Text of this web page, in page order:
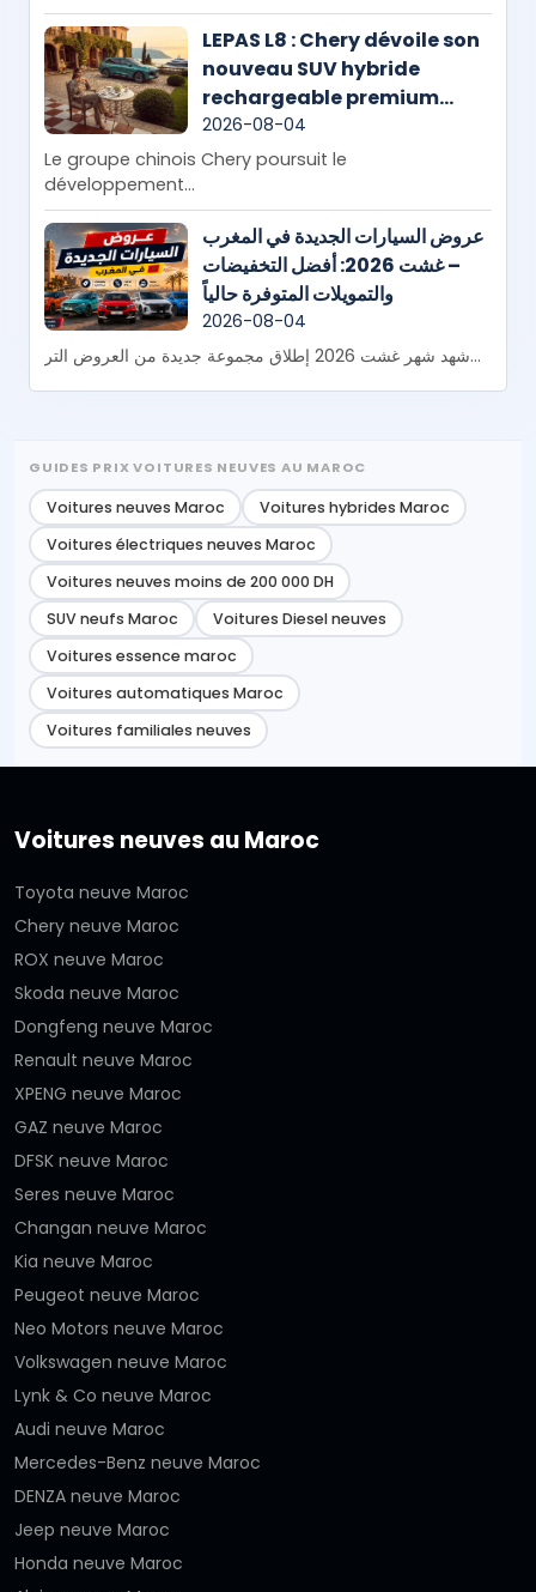
LEPAS L8 : Chery dévoile son
nouveau SUV hybride
rechargeable premium
destiné aux familles
2026-08-04
Le groupe chinois Chery poursuit le
développement...
عروض السيارات الجديدة في المغرب
– غشت 2026: أفضل التخفيضات
والتمويلات المتوفرة حالياً
2026-08-04
شهد شهر غشت 2026 إطلاق مجموعة جديدة من العروض التر...
GUIDES PRIX VOITURES NEUVES AU MAROC
Voitures neuves Maroc
Voitures hybrides Maroc
Voitures électriques neuves Maroc
Voitures neuves moins de 200 000 DH
SUV neufs Maroc
Voitures Diesel neuves
Voitures essence maroc
Voitures automatiques Maroc
Voitures familiales neuves
Voitures neuves au Maroc
Toyota neuve Maroc
Chery neuve Maroc
ROX neuve Maroc
Skoda neuve Maroc
Dongfeng neuve Maroc
Renault neuve Maroc
XPENG neuve Maroc
GAZ neuve Maroc
DFSK neuve Maroc
Seres neuve Maroc
Changan neuve Maroc
Kia neuve Maroc
Peugeot neuve Maroc
Neo Motors neuve Maroc
Volkswagen neuve Maroc
Lynk & Co neuve Maroc
Audi neuve Maroc
Mercedes-Benz neuve Maroc
DENZA neuve Maroc
Jeep neuve Maroc
Honda neuve Maroc